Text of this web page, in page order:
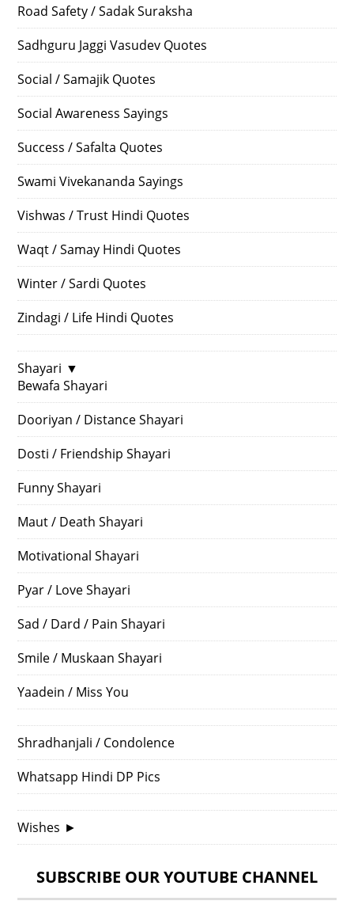
Road Safety / Sadak Suraksha
Sadhguru Jaggi Vasudev Quotes
Social / Samajik Quotes
Social Awareness Sayings
Success / Safalta Quotes
Swami Vivekananda Sayings
Vishwas / Trust Hindi Quotes
Waqt / Samay Hindi Quotes
Winter / Sardi Quotes
Zindagi / Life Hindi Quotes
Shayari ▼
Bewafa Shayari
Dooriyan / Distance Shayari
Dosti / Friendship Shayari
Funny Shayari
Maut / Death Shayari
Motivational Shayari
Pyar / Love Shayari
Sad / Dard / Pain Shayari
Smile / Muskaan Shayari
Yaadein / Miss You
Shradhanjali / Condolence
Whatsapp Hindi DP Pics
Wishes ►
SUBSCRIBE OUR YOUTUBE CHANNEL